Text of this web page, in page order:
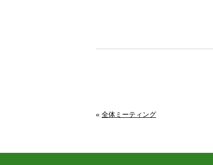
« 全体ミーティング